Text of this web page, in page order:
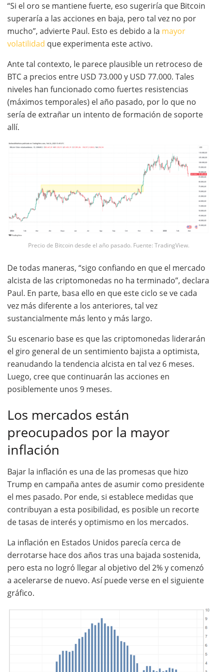
“Si el oro se mantiene fuerte, eso sugeriría que Bitcoin
superaría a las acciones en baja, pero tal vez no por
mucho”, advierte Paul. Esto es debido a la mayor
volatilidad que experimenta este activo.
Ante tal contexto, le parece plausible un retroceso de
BTC a precios entre USD 73.000 y USD 77.000. Tales
niveles han funcionado como fuertes resistencias
(máximos temporales) el año pasado, por lo que no
sería de extrañar un intento de formación de soporte
allí.
Precio de Bitcoin desde el año pasado. Fuente: TradingView.
De todas maneras, “sigo confiando en que el mercado
alcista de las criptomonedas no ha terminado”, declara
Paul. En parte, basa ello en que este ciclo se ve cada
vez más diferente a los anteriores, tal vez
sustancialmente más lento y más largo.
Su escenario base es que las criptomonedas liderarán
el giro general de un sentimiento bajista a optimista,
reanudando la tendencia alcista en tal vez 6 meses.
Luego, cree que continuarán las acciones en
posiblemente unos 9 meses.
Los mercados están
preocupados por la mayor
inflación
Bajar la inflación es una de las promesas que hizo
Trump en campaña antes de asumir como presidente
el mes pasado. Por ende, si establece medidas que
contribuyan a esta posibilidad, es posible un recorte
de tasas de interés y optimismo en los mercados.
La inflación en Estados Unidos parecía cerca de
derrotarse hace dos años tras una bajada sostenida,
pero esta no logró llegar al objetivo del 2% y comenzó
a acelerarse de nuevo. Así puede verse en el siguiente
gráfico.